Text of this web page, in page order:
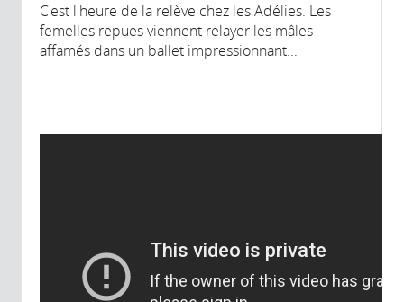
C'est l'heure de la relève chez les Adélies. Les
femelles repues viennent relayer les mâles
affamés dans un ballet impressionnant...